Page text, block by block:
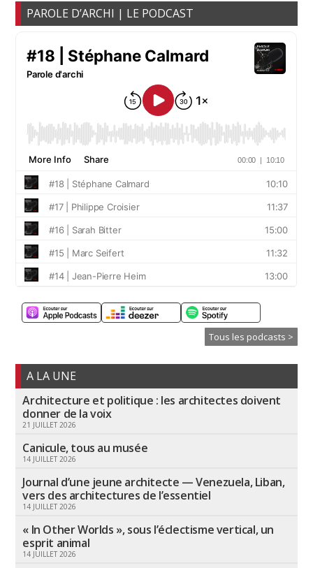
PAROLE D’ARCHI | LE PODCAST
Tous les podcasts >
A LA UNE
Architecture et politique : les architectes doivent
donner de la voix
21 JUILLET 2026
Canicule, tous au musée
14 JUILLET 2026
Journal d’une jeune architecte — Venezuela, Liban,
vers des architectures de l’essentiel
14 JUILLET 2026
« In Other Worlds », sous l’éclectisme vertical, un
esprit animal
14 JUILLET 2026